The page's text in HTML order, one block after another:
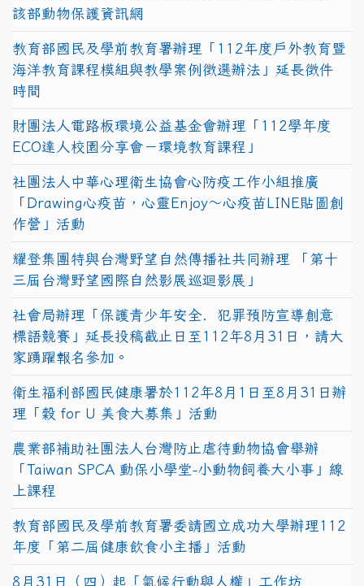
該部動物保護資訊網
教育部國民及學前教育署辦理「112年度戶外教育暨
海洋教育課程模組與教學案例徵選辦法」延長徵件
時間
財團法人電路板環境公益基金會辦理「112學年度
ECO達人校園分享會－環境教育課程」
社團法人中華心理衛生協會心防疫工作小組推廣
「Drawing心疫苗，心靈Enjoy〜心疫苗LINE貼圖創
作營」活動
耀登集團特與台灣野望自然傳播社共同辦理 「第十
三屆台灣野望國際自然影展巡迴影展」
社會局辦理「保護青少年安全．犯罪預防宣導創意
標語競賽」延長投稿截止日至112年8月31日，請大
家踴躍報名參加。
衛生福利部國民健康署於112年8月1日至8月31日辦
理「穀 for U 美食大募集」活動
農業部補助社團法人台灣防止虐待動物協會舉辦
「Taiwan SPCA 動保小學堂-小動物飼養大小事」線
上課程
教育部國民及學前教育署委請國立成功大學辦理112
年度「第二屆健康飲食小主播」活動
8月31日（四）起「氣候行動與人權」工作坊